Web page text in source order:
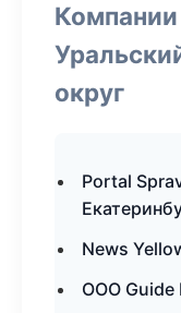
Компании
округ
Portal
News
ООО Guide